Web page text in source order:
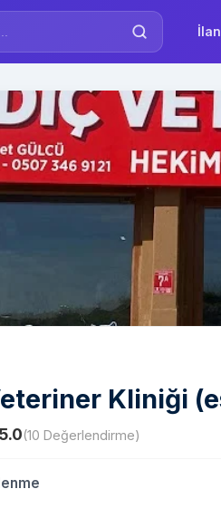
Kliniği
5.0(10 Değerlendirme)